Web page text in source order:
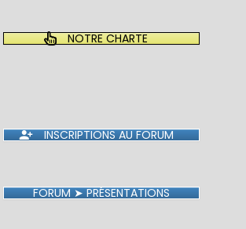
NOTRE CHARTE
INSCRIPTIONS AU FORUM
FORUM ➤ PRÉSENTATIONS